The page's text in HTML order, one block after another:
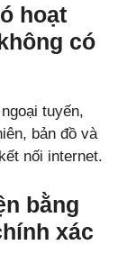
hoạt
có
tuyến,
bản đồ và
nối internet.
bằng
xác